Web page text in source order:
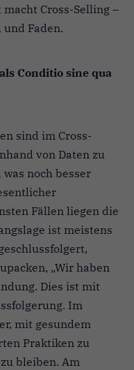
macht Cross-Selling –
und Faden.
Conditio sine qua
sind im Cross-
von Daten zu
noch besser
Fällen liegen die
ist meistens
„Wir haben
Dies ist mit
Im
mit gesundem
Praktiken zu
bleiben. Am